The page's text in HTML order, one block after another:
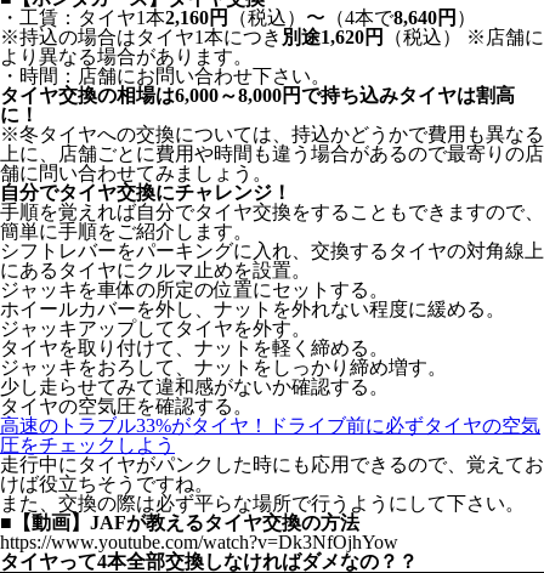
・工賃：タイヤ1本2,160円 （税込）〜（4本で8,640円 ）
※持込の場合はタイヤ1本につき 別途1,620円
（税込） ※店舗に
より異なる場合があります。
・時間：店舗にお問い合わせ下さい。
タイヤ交換の相場は6,000～8,000円で持ち込みタイヤは割高
に！
※冬タイヤへの交換については、持込かどうかで費用も異なる
上に、店舗ごとに費用や時間も違う場合があるので最寄りの店
舗に問い合わせてみましょう。
自分でタイヤ交換にチャレンジ！
手順を覚えれば自分でタイヤ交換をすることもできますので、
簡単に手順をご紹介します。
シフトレバーをパーキングに入れ、交換するタイヤの対角線上
にあるタイヤにクルマ止めを設置。
ジャッキを車体の所定の位置にセットする。
ホイールカバーを外し、ナットを外れない程度に緩める。
ジャッキアップしてタイヤを外す。
タイヤを取り付けて、ナットを軽く締める。
ジャッキをおろして、ナットをしっかり締め増す。
少し走らせてみて違和感がないか確認する。
タイヤの空気圧を確認する。
高速のトラブル33%がタイヤ！ドライブ前に必ずタイヤの空気
圧をチェックしよう
走行中にタイヤがパンクした時にも応用できるので、覚えてお
けば役立ちそうですね。
また、交換の際は必ず平らな場所で行うようにして下さい。
■【動画】JAFが教えるタイヤ交換の方法
https://www.youtube.com/watch?v=Dk3NfOjhYow
タイヤって4本全部交換しなければダメなの？？